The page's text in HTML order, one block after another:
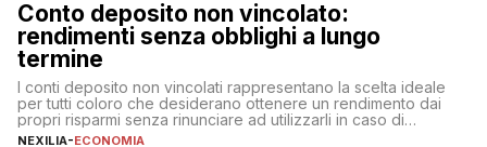
Conto deposito non vincolato:
rendimenti senza obblighi a lungo
termine
I conti deposito non vincolati rappresentano la scelta ideale
per tutti coloro che desiderano ottenere un rendimento dai
propri risparmi senza rinunciare ad utilizzarli in caso di
necessità. A differenza delle forme vincolate tradizionali,
NEXILIA-ECONOMIA